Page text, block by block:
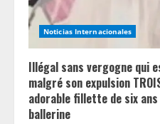
Noticias Internacionales
Illégal sans vergogne qui
malgré son expulsion
adorable fillette de six
ballerine